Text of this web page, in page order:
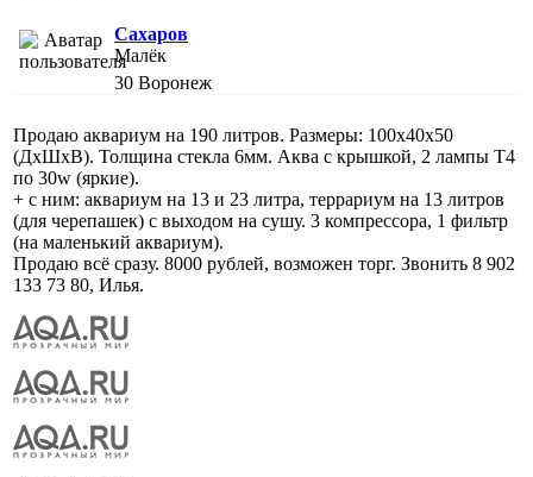
Сахаров
Малёк
30 Воронеж
Продаю аквариум на 190 литров. Размеры: 100x40x50
(ДxШxВ). Толщина стекла 6мм. Аква с крышкой, 2 лампы Т4
по 30w (яркие).
+ с ним: аквариум на 13 и 23 литра, террариум на 13 литров
(для черепашек) с выходом на сушу. 3 компрессора, 1 фильтр
(на маленький аквариум).
Продаю всё сразу. 8000 рублей, возможен торг. Звонить 8 902
133 73 80, Илья.